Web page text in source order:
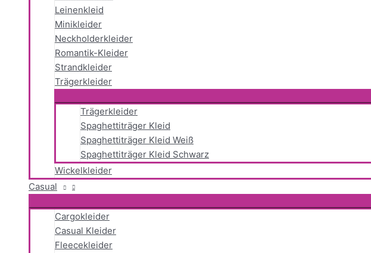
Leinenkleid
Minikleider
Neckholderkleider
Romantik-Kleider
Strandkleider
Trägerkleider
Trägerkleider
Spaghettiträger Kleid
Spaghettiträger Kleid Weiß
Spaghettiträger Kleid Schwarz
Wickelkleider
Casual
Cargokleider
Casual Kleider
Fleecekleider